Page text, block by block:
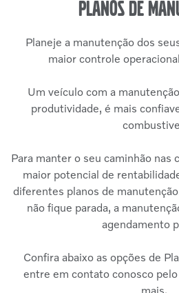
Planos de
Planeje a manutenção dos
maior controle
Um veículo com a
produtividade, é mais
Para manter o seu caminhão nas
maior potencial de
diferentes planos de
não fique parada, a
agendamento
Confira abaixo as opções de
entre em contato conosco
mais.